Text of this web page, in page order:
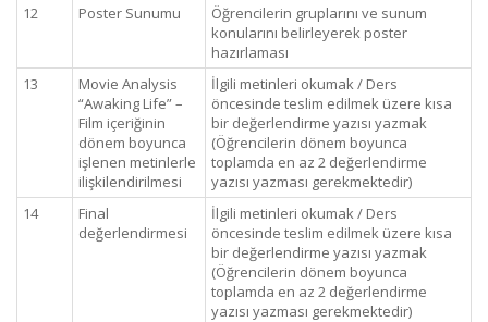
12
Poster Sunumu
Öğrencilerin gruplarını ve sunum
konularını belirleyerek poster
hazırlaması
13
Movie Analysis
“Awaking Life” –
Film içeriğinin
dönem boyunca
işlenen metinlerle
ilişkilendirilmesi
İlgili metinleri okumak / Ders
öncesinde teslim edilmek üzere kısa
bir değerlendirme yazısı yazmak
(Öğrencilerin dönem boyunca
toplamda en az 2 değerlendirme
yazısı yazması gerekmektedir)
14
Final
değerlendirmesi
İlgili metinleri okumak / Ders
öncesinde teslim edilmek üzere kısa
bir değerlendirme yazısı yazmak
(Öğrencilerin dönem boyunca
toplamda en az 2 değerlendirme
yazısı yazması gerekmektedir)